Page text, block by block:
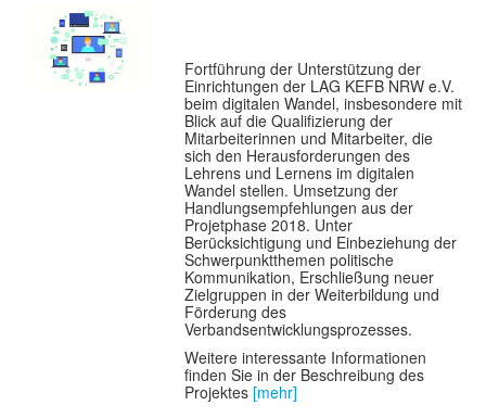
Fortführung der Unterstützung der
Einrichtungen der LAG KEFB NRW e.V.
beim digitalen Wandel, insbesondere mit
Blick auf die Qualifizierung der
Mitarbeiterinnen und Mitarbeiter, die
sich den Herausforderungen des
Lehrens und Lernens im digitalen
Wandel stellen. Umsetzung der
Handlungsempfehlungen aus der
Projetphase 2018. Unter
Berücksichtigung und Einbeziehung der
Schwerpunktthemen politische
Kommunikation, Erschließung neuer
Zielgruppen in der Weiterbildung und
Förderung des
Verbandsentwicklungsprozesses.
Weitere interessante Informationen
finden Sie in der Beschreibung des
Projektes [mehr]